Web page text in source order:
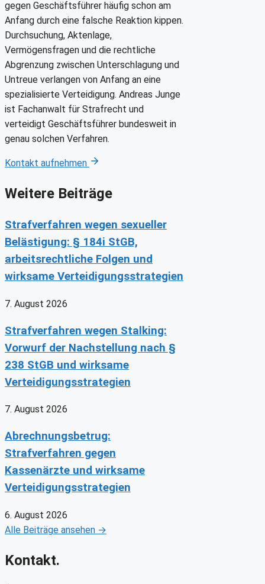
gegen Geschäftsführer häufig schon am
Anfang durch eine falsche Reaktion kippen.
Durchsuchung, Aktenlage,
Vermögensfragen und die rechtliche
Abgrenzung zwischen Unterschlagung und
Untreue verlangen von Anfang an eine
spezialisierte Verteidigung. Andreas Junge
ist Fachanwalt für Strafrecht und
verteidigt Geschäftsführer bundesweit in
genau solchen Verfahren.
Kontakt aufnehmen
Weitere Beiträge
Strafverfahren wegen sexueller
Belästigung: § 184i StGB,
arbeitsrechtliche Folgen und
wirksame Verteidigungsstrategien
7. August 2026
Strafverfahren wegen Stalking:
Vorwurf der Nachstellung nach §
238 StGB und wirksame
Verteidigungsstrategien
7. August 2026
Abrechnungsbetrug:
Strafverfahren gegen
Kassenärzte und wirksame
Verteidigungsstrategien
6. August 2026
Alle Beiträge ansehen →
Kontakt.